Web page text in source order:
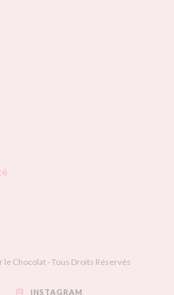
Chocolat - Tous Droits Réservés
INSTAGRAM